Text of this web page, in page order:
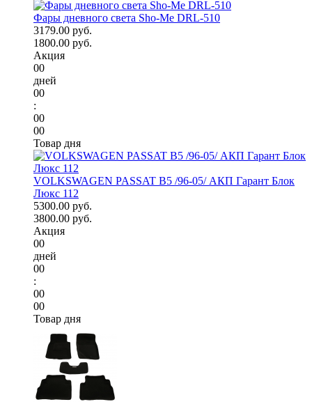
Фары дневного света Sho-Me DRL-510
3179.00 руб.
1800.00 руб.
Акция
00
дней
00
:
00
00
Товар дня
VOLKSWAGEN PASSAT B5 /96-05/ АКП Гарант Блок
Люкс 112
5300.00 руб.
3800.00 руб.
Акция
00
дней
00
:
00
00
Товар дня